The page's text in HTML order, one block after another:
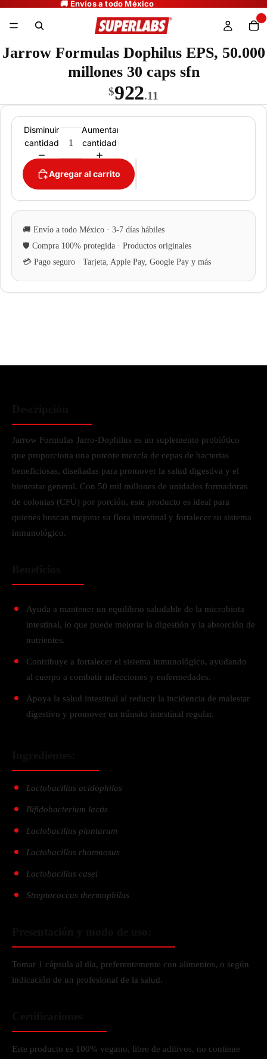
Jarrow Formulas Dophilus EPS, 50.000
millones 30 caps sfn
$922.11
Disminuir
cantidad
Aumentar
cantidad
Agregar al carrito
Jarrow Formulas Jarro-Dophilus es un suplemento probiótico
que proporciona una potente mezcla de cepas de bacterias
beneficiosas, diseñadas para promover la salud digestiva y el
bienestar general. Con 50 mil millones de unidades formadoras
de colonias (CFU) por porción, este producto es ideal para
quienes buscan mejorar su flora intestinal y fortalecer su sistema
inmunológico.
Ayuda a mantener un equilibrio saludable de la microbiota
intestinal, lo que puede mejorar la digestión y la absorción de
nutrientes.
Contribuye a fortalecer el sistema inmunológico, ayudando
al cuerpo a combatir infecciones y enfermedades.
Apoya la salud intestinal al reducir la incidencia de malestar
digestivo y promover un tránsito intestinal regular.
Lactobacillus acidophilus
Bifidobacterium lactis
Lactobacillus plantarum
Lactobacillus rhamnosus
Lactobacillus casei
Streptococcus thermophilus
Tomar 1 cápsula al día, preferentemente con alimentos, o según
indicación de un profesional de la salud.
Este producto es 100% vegano, libre de aditivos, no contiene